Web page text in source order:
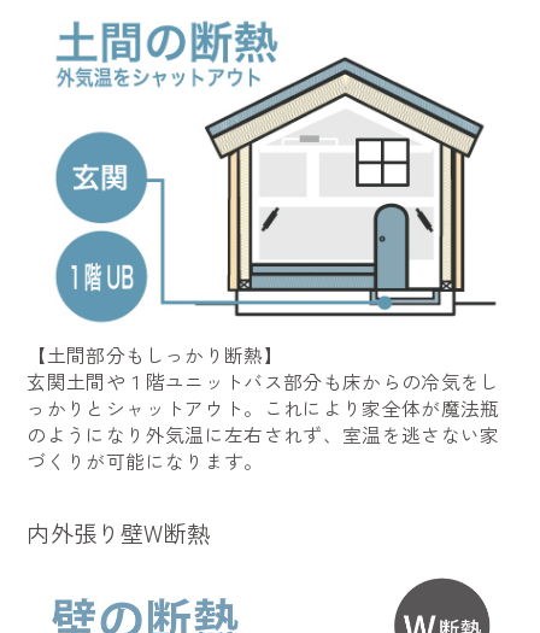
【土間部分もしっかり断熱】
玄関土間や１階ユニットバス部分も床からの冷気をし
っかりとシャットアウト。これにより家全体が魔法瓶
のようになり外気温に左右されず、室温を逃さない家
づくりが可能になります。
内外張り壁W断熱